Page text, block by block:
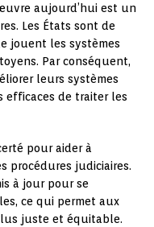
aujourd’hui est un
Les États sont de
jouent les systèmes
Par conséquent,
leurs systèmes
efficaces de traiter les
pour aider à
procédures judiciaires.
à jour pour se
ce qui permet aux
juste et équitable.